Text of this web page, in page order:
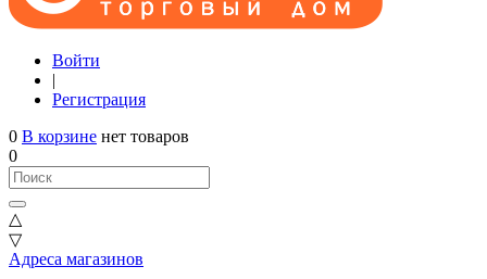
Войти
|
Регистрация
0 В корзине нет товаров
0
△
▽
Адреса магазинов